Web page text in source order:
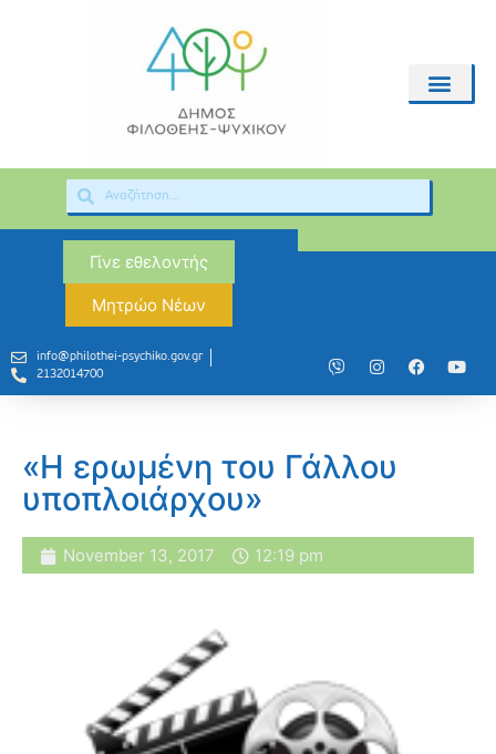
Γίνε εθελοντής
Μητρώο Νέων
info@philothei-psychiko.gov.gr
2132014700
«Η ερωμένη του Γάλλου
υποπλοιάρχου»
November 13, 2017 12:19 pm